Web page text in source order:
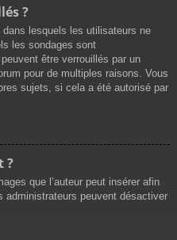
?
lesquels les utilisateurs ne
les sondages sont
être verrouillés par un
pour de multiples raisons. Vous
sujets, si cela a été autorisé par
?
que l’auteur peut insérer afin
administrateurs peuvent désactiver